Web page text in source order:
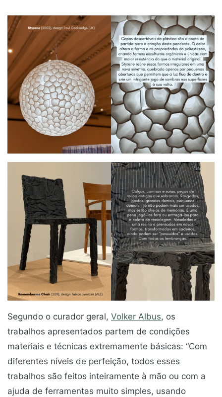
Segundo o curador geral, Volker Albus, os
trabalhos apresentados partem de condições
materiais e técnicas extremamente básicas: “Com
diferentes níveis de perfeição, todos esses
trabalhos são feitos inteiramente à mão ou com a
ajuda de ferramentas muito simples, usando